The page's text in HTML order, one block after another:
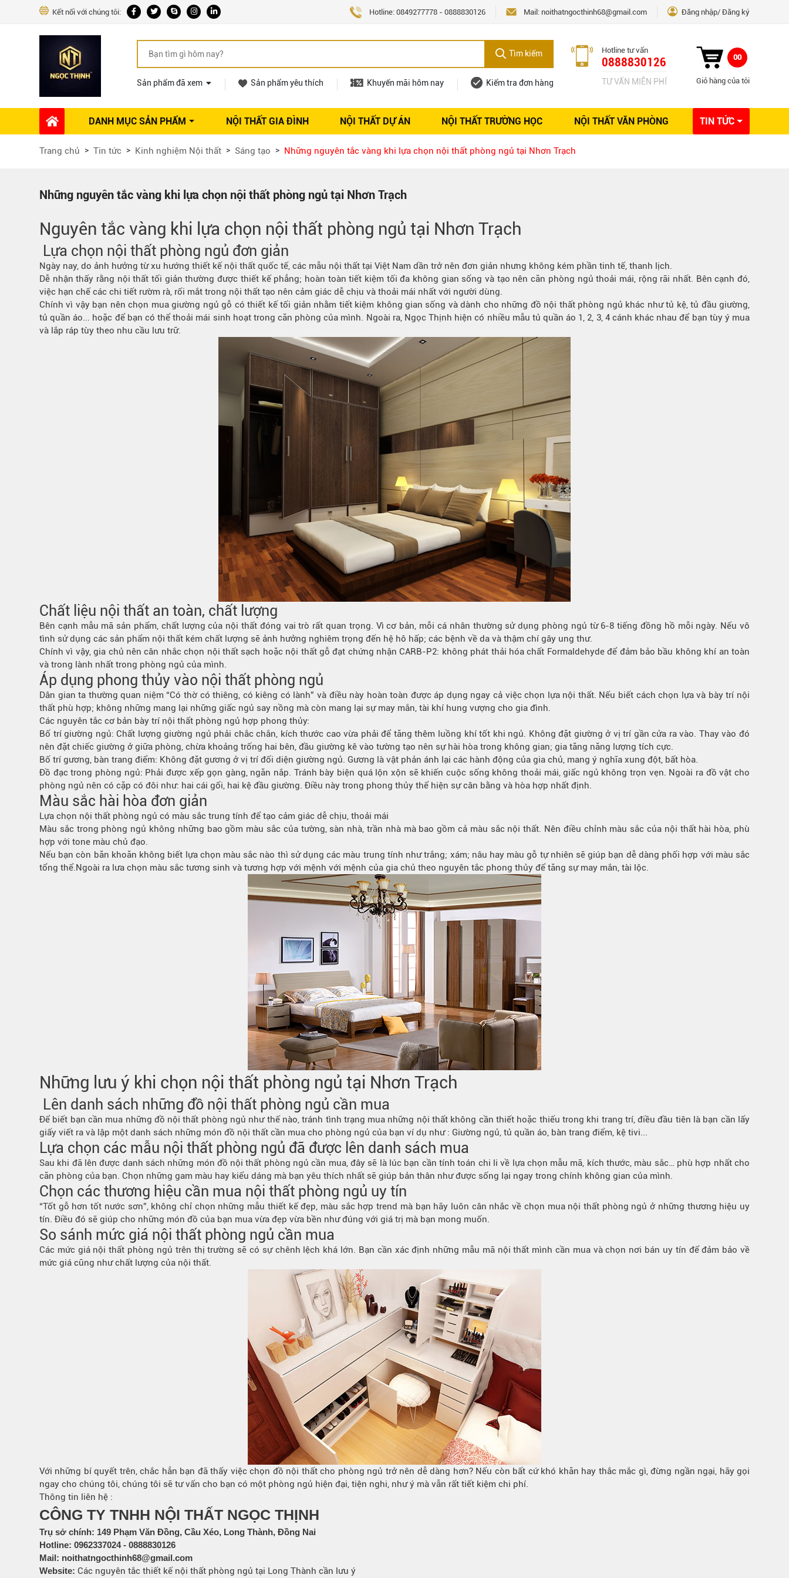
Kết nối với chúng tôi: Hotline: 0849277778 - 0888830126 Mail: noithatngocthinh68@gmail.com Đăng nhập Đăng ký
Tìm kiếm
Sản phẩm đã xem Sản phẩm yêu thích Khuyến mãi hôm nay Kiểm tra đơn hàng
Hotline tư vấn
0888830126
TƯ VẤN MIỄN PHÍ
00
Giỏ hàng của tôi
DANH MỤC SẢN PHẨM
Phụ kiện Nội thất
Ổ khóa tủ
Máy hút mùi
Phụ kiện tủ áo
Phụ kiện tủ bếp trên
Thùng đựng gạo
Bếp từ-Bếp hồng ngoại
Chậu rửa bát
Ray trượt – bản lề – tay nắm cửa
Phụ kiện tủ bếp dưới
Giá để bát đĩa đa năng
NỘI THẤT GIA ĐÌNH NỘI THẤT DỰ ÁN NỘI THẤT TRƯỜNG HỌC NỘI THẤT VĂN PHÒNG TIN TỨC
Dự án thi công
Trang chủ Tin tức Kinh nghiệm Nội thất Sáng tạo Những nguyên tắc vàng khi lựa chọn nội thất phòng ngủ tại Nhơn Trạch
Những nguyên tắc vàng khi lựa chọn nội thất phòng ngủ tại Nhơn Trạch
Nguyên tắc vàng khi lựa chọn nội thất phòng ngủ tại Nhơn Trạch
Lựa chọn nội thất phòng ngủ đơn giản
Ngày nay, do ảnh hưởng từ xu hướng thiết kế nội thất quốc tế, các mẫu nội thất tại Việt Nam dần trở nên đơn giản nhưng không kém phần tinh tế, thanh lịch.
Dễ nhận thấy rằng nội thất tối giản thường được thiết kế phẳng; hoàn toàn tiết kiệm tối đa không gian sống và tạo nên căn phòng ngủ thoải mái, rộng rãi nhất. Bên cạnh đó,
việc hạn chế các chi tiết rườm rà, rối mắt trong nội thất tạo nên cảm giác dễ chịu và thoải mái nhất với người dùng.
Chính vì vậy bạn nên chọn mua giường ngủ gỗ có thiết kế tối giản nhằm tiết kiệm không gian sống và dành cho những đồ nội thất phòng ngủ khác như tủ kệ, tủ đầu giường,
tủ quần áo... hoặc để bạn có thể thoải mái sinh hoạt trong căn phòng của mình. Ngoài ra, Ngọc Thịnh hiện có nhiều mẫu tủ quần áo 1, 2, 3, 4 cánh khác nhau để bạn tùy ý mua
và lắp ráp tùy theo nhu cầu lưu trữ.
Chất liệu nội thất an toàn, chất lượng
Bên cạnh mẫu mã sản phẩm, chất lượng của nội thất đóng vai trò rất quan trọng. Vì cơ bản, mỗi cá nhân thường sử dụng phòng ngủ từ 6-8 tiếng đồng hồ mỗi ngày. Nếu vô
tình sử dụng các sản phẩm nội thất kém chất lượng sẽ ảnh hưởng nghiêm trọng đến hệ hô hấp; các bệnh về da và thậm chí gây ung thư.
Chính vì vậy, gia chủ nên cân nhắc chọn nội thất sạch hoặc nội thất gỗ đạt chứng nhận CARB-P2: không phát thải hóa chất Formaldehyde để đảm bảo bầu không khí an toàn
và trong lành nhất trong phòng ngủ của mình.
Áp dụng phong thủy vào nội thất phòng ngủ
Dân gian ta thường quan niệm “Có thờ có thiêng, có kiêng có lành” và điều này hoàn toàn được áp dụng ngay cả việc chọn lựa nội thất. Nếu biết cách chọn lựa và bày trí nội
thất phù hợp; không những mang lại những giấc ngủ say nồng mà còn mang lại sự may mắn, tài khí hung vượng cho gia đình.
Các nguyên tắc cơ bản bày trí nội thất phòng ngủ hợp phong thủy:
Bố trí giường ngủ: Chất lượng giường ngủ phải chắc chắn, kích thước cao vừa phải để tăng thêm luồng khí tốt khi ngủ. Không đặt giường ở vị trí gần cửa ra vào. Thay vào đó
nên đặt chiếc giường ở giữa phòng, chừa khoảng trống hai bên, đầu giường kê vào tường tạo nên sự hài hòa trong không gian; gia tăng năng lượng tích cực.
Bố trí gương, bàn trang điểm: Không đặt gương ở vị trí đối diện giường ngủ. Gương là vật phản ánh lại các hành động của gia chủ, mang ý nghĩa xung đột, bất hòa.
Đồ đạc trong phòng ngủ: Phải được xếp gọn gàng, ngăn nắp. Tránh bày biện quá lộn xộn sẽ khiến cuộc sống không thoải mái, giấc ngủ không trọn vẹn. Ngoài ra đồ vật cho
phòng ngủ nên có cặp có đôi như: hai cái gối, hai kệ đầu giường. Điều này trong phong thủy thể hiện sự cân bằng và hòa hợp nhất định.
Màu sắc hài hòa đơn giản
Lựa chọn nội thất phòng ngủ có màu sắc trung tính để tạo cảm giác dễ chịu, thoải mái
Màu sắc trong phòng ngủ không những bao gồm màu sắc của tường, sàn nhà, trần nhà mà bao gồm cả màu sắc nội thất. Nên điều chỉnh màu sắc của nội thất hài hòa, phù
hợp với tone màu chủ đạo.
Nếu bạn còn băn khoăn không biết lựa chọn màu sắc nào thì sử dụng các màu trung tính như trắng; xám; nâu hay màu gỗ tự nhiên sẽ giúp bạn dễ dàng phối hợp với màu sắc
tổng thể.Ngoài ra lưa chọn màu sắc tương sinh và tương hợp với mệnh với mệnh của gia chủ theo nguyên tắc phong thủy để tăng sự may mắn, tài lộc.
Những lưu ý khi chọn nội thất phòng ngủ tại Nhơn Trạch
Lên danh sách những đồ nội thất phòng ngủ cần mua
Để biết bạn cần mua những đồ nội thất phòng ngủ như thế nào, tránh tình trạng mua những nội thất không cần thiết hoặc thiếu trong khi trang trí, điều đầu tiên là bạn cần lấy
giấy viết ra và lập một danh sách những món đồ nội thất cần mua cho phòng ngủ của bạn ví dụ như : Giường ngủ, tủ quần áo, bàn trang điểm, kệ tivi...
Lựa chọn các mẫu nội thất phòng ngủ đã được lên danh sách mua
Sau khi đã lên được danh sách những món đồ nội thất phòng ngủ cần mua, đây sẽ là lúc bạn cần tính toán chi li về lựa chọn mẫu mã, kích thước, màu sắc… phù hợp nhất cho
căn phòng của bạn. Chọn những gam màu hay kiểu dáng mà bạn yêu thích nhất sẽ giúp bản thân như được sống lại ngay trong chính không gian của mình.
Chọn các thương hiệu cần mua nội thất phòng ngủ uy tín
“Tốt gỗ hơn tốt nước sơn”, không chỉ chọn những mẫu thiết kế đẹp, màu sắc hợp trend mà bạn hãy luôn cân nhắc về chọn mua nội thất phòng ngủ ở những thương hiệu uy
tín. Điều đó sẽ giúp cho những món đồ của bạn mua vừa đẹp vừa bền như đúng với giá trị mà bạn mong muốn.
So sánh mức giá nội thất phòng ngủ cần mua
Các mức giá nội thất phòng ngủ trên thị trường sẽ có sự chênh lệch khá lớn. Bạn cần xác định những mẫu mã nội thất mình cần mua và chọn nơi bán uy tín để đảm bảo về
mức giá cũng như chất lượng của nội thất.
Với những bí quyết trên, chắc hẳn bạn đã thấy việc chọn đồ nội thất cho phòng ngủ trở nên dễ dàng hơn? Nếu còn bất cứ khó khăn hay thắc mắc gì, đừng ngần ngại, hãy gọi
ngay cho chúng tôi, chúng tôi sẽ tư vấn cho bạn có một phòng ngủ hiện đại, tiện nghi, như ý mà vẫn rất tiết kiệm chi phí.
Thông tin liên hệ :
CÔNG TY TNHH NỘI THẤT NGỌC THỊNH
Trụ sở chính: 149 Phạm Văn Đồng, Cầu Xéo, Long Thành, Đồng Nai
Hotline: 0962337024- 0888830126
Mail: noithatngocthinh68@gmail.com
Website: Các nguyên tắc thiết kế nội thất phòng ngủ tại Long Thành cần lưu ý